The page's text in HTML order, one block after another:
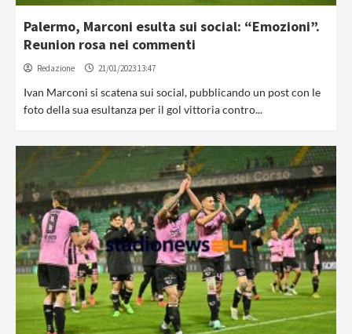
Palermo, Marconi esulta sui social: “Emozioni”.
Reunion rosa nei commenti
Redazione 21/01/2023 13:47
Ivan Marconi si scatena sui social, pubblicando un post con le
foto della sua esultanza per il gol vittoria contro...